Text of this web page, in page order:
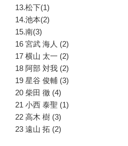
13.松下(1)
14.池本(2)
15.南(3)
16 宮武 海人 (2)
17 横山 太一 (2)
18 阿部 対我 (2)
19 星谷 俊輔 (3)
20 柴田 徹 (4)
21 小西 泰聖 (1)
22 高木 樹 (3)
23 遠山 拓 (2)